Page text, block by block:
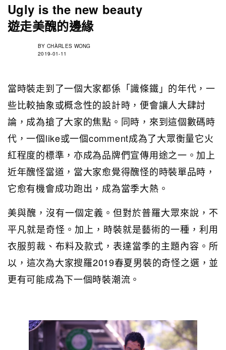
Ugly is the new beauty
遊走美醜的邊緣
BY CHÀRLES WONG
2019-01-11
當時裝走到了一個大家都係「識條鐵」的年代，一
些比較抽象或概念性的設計時，便會讓人大肆討
論，成為搶了大家的焦點。同時，來到這個數碼時
代，一個like或一個comment成為了大眾衡量它火
紅程度的標準，亦成為品牌們宣傳用途之一。加上
近年醜怪當道，當大家愈覺得醜怪的時裝單品時，
它愈有機會成功跑出，成為當季大熱。
美與醜，沒有一個定義。但對於普羅大眾來說，不
平凡就是奇怪。加上，時裝就是藝術的一種，利用
衣服剪裁、布料及款式，表達當季的主題內容。所
以，這次為大家搜羅2019春夏男裝的奇怪之選，並
更有可能成為下一個時裝潮流。